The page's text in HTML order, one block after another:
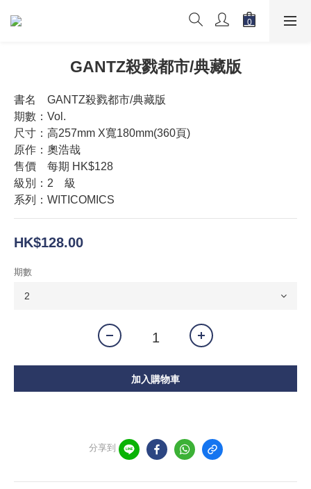
GANTZ殺戮都市/典藏版
書名　GANTZ殺戮都市/典藏版
期數：Vol.
尺寸：高257mm X寬180mm(360頁)
原作：奧浩哉
售價　每期 HK$128
級別：2　級
系列：WITICOMICS
HK$128.00
期數
加入購物車
分享到